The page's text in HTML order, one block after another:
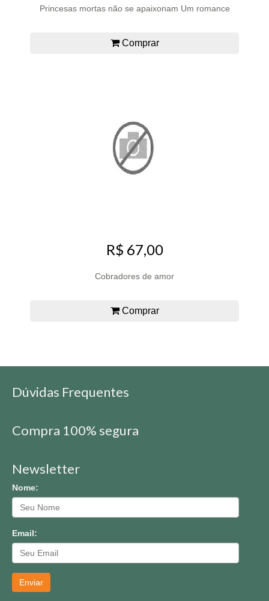
Princesas mortas não se apaixonam Um romance
Comprar
R$ 67,00
Cobradores de amor
Comprar
Dúvidas Frequentes
Compra 100% segura
Newsletter
Nome:
Email:
Enviar